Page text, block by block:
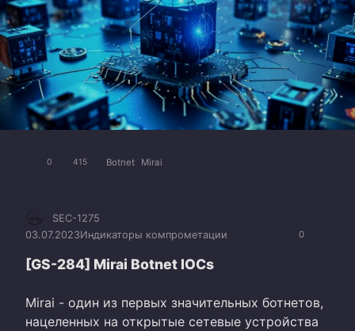
0 415 Botnet Mirai
0
SEC-1275
03.07.2023Индикаторы компрометации
[GS-284] Mirai Botnet IOCs
Mirai - один из первых значительных ботнетов,
нацеленных на открытые сетевые устройства